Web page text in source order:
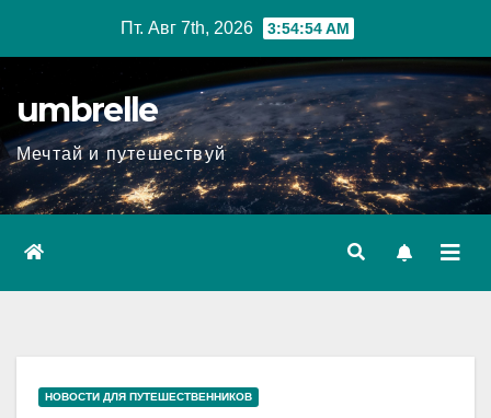
Пт. Авг 7th, 2026 3:54:55 AM
umbrelle
Мечтай и путешествуй
НОВОСТИ ДЛЯ ПУТЕШЕСТВЕННИКОВ